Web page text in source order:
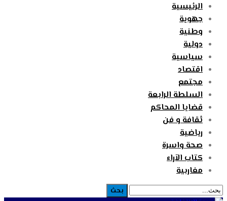
الرئيسية
جهوية
وطنية
دولية
سياسية
اقتصاد
مجتمع
السلطة الرابعة
قضايا المحاكم
ثقافة و فن
رياضية
صحة واسرة
كتاب الآراء
مغاربية